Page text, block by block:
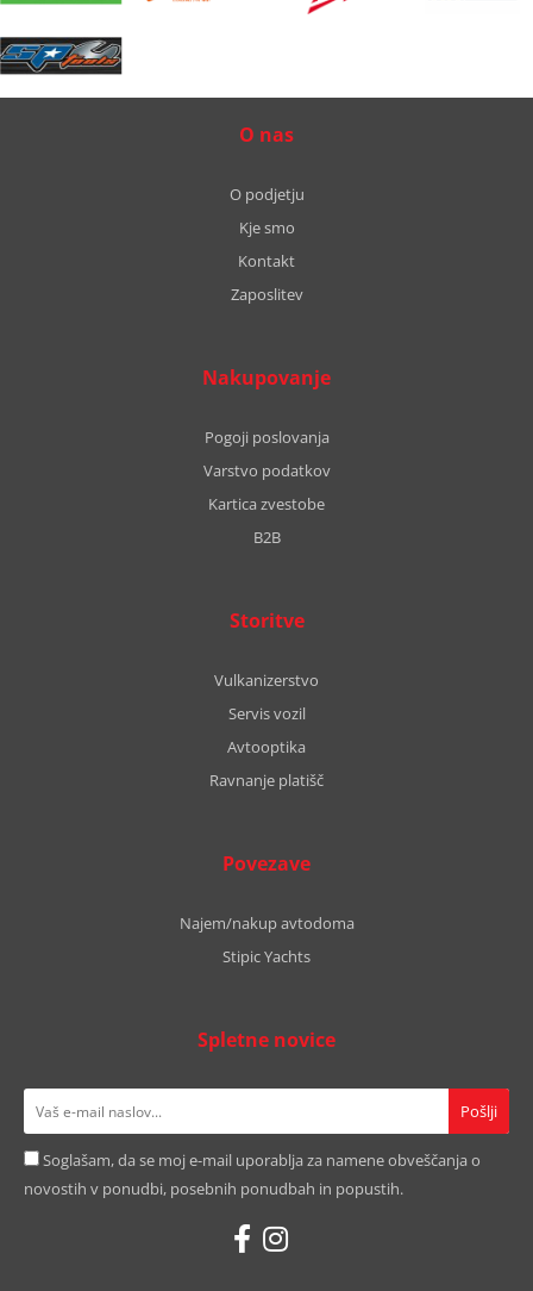
O nas
O podjetju
Kje smo
Kontakt
Zaposlitev
Nakupovanje
Pogoji poslovanja
Varstvo podatkov
Kartica zvestobe
B2B
Storitve
Vulkanizerstvo
Servis vozil
Avtooptika
Ravnanje platišč
Povezave
Najem/nakup avtodoma
Stipic Yachts
Spletne novice
Soglašam, da se moj e-mail uporablja za namene obveščanja o
novostih v ponudbi, posebnih ponudbah in popustih.